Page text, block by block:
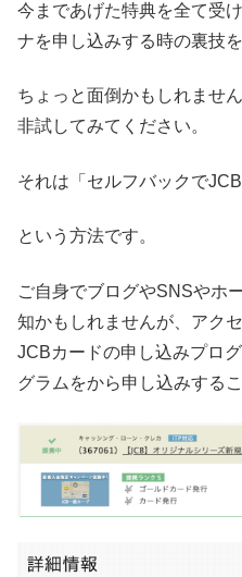
今まであげた特典を全て受
ナを申し込みする時の裏技
ちょっと面倒かもしれませ
非試してみてください。
それは「セルフバックで
という方法です。
ご自身でブログやSNSやホ
知かもしれませんが、アク
JCBカードの申し込みプロ
グラムをから申し込みする